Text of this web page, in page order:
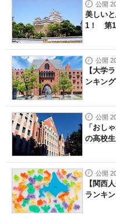
公開
美しい
1！ 第1
公開
【大学
ンキン
公開
「おし
の高校
公開
【関西
ランキ